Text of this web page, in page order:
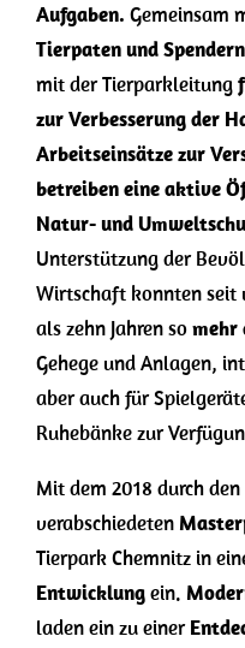
Aufgaben. Gemeinsam
Tierpaten und Spendern
mit der Tierparkleitung
zur Verbesserung der
Arbeitseinsätze zur
betreiben eine aktive
Natur- und
Unterstützung der
Wirtschaft konnten seit
als zehn Jahren somehr
Gehege und Anlagen,
aber auch für
Ruhebänke zur
Mit dem 2018 durch
verabschiedeten
Tierpark Chemnitz in
Entwicklungein.
laden ein zu einer